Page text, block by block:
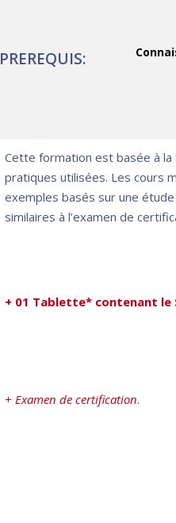
PREREQUIS:
Cette formation est basée à
pratiques utilisées. Les cours
exemples basés sur une
similaires à l’examen de
+ 01 Tablette* contenant le
+ Examen de certification.